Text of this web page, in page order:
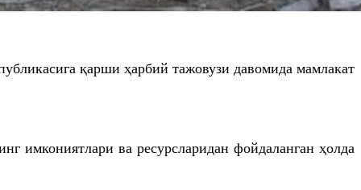
қарши ҳарбий тажовузи давомида мамлакат
имкониятлари ва ресурсларидан фойдаланган ҳолда